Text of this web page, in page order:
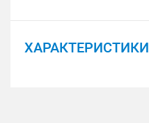
ХАРАКТЕРИСТИКИ